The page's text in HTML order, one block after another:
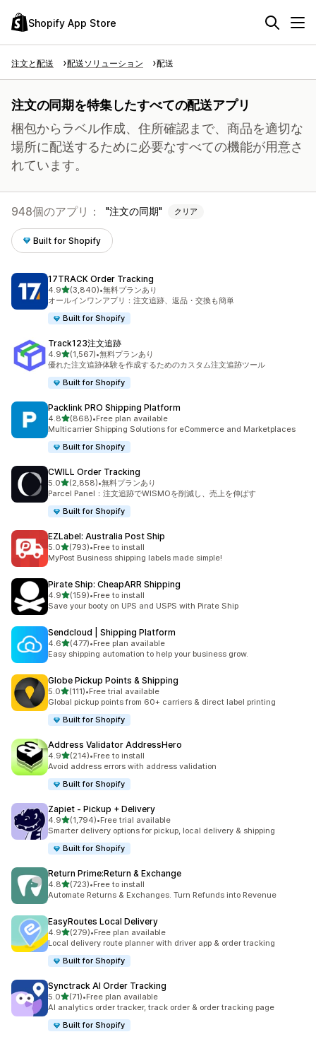
Shopify App Store
注文と配送 配送ソリューション 配送
注文の同期を特集したすべての配送アプリ
梱包からラベル作成、住所確認まで、商品を適切な
場所に配送するために必要なすべての機能が用意さ
れています。
948個のアプリ： 注文の同期 クリア
Built for Shopify
17TRACK Order Tracking
4.95つ星中
(3,840)
合計レビュー数：3840件
•無料プランあり
オールインワンアプリ：注文追跡、返品・交換も簡単
Built for Shopify
Track123注文追跡
4.95つ星中
(1,567)
合計レビュー数：1567件
•無料プランあり
優れた注文追跡体験を作成するためのカスタム注文追跡ツール
Built for Shopify
Packlink PRO Shipping Platform
4.85つ星中
(868)
合計レビュー数：868件
•Free plan available
Multicarrier Shipping Solutions for eCommerce and Marketplaces
Built for Shopify
CWILL Order Tracking
5.05つ星中
(2,858)
合計レビュー数：2858件
•無料プランあり
Parcel Panel：注文追跡でWISMOを削減し、売上を伸ばす
Built for Shopify
EZLabel: Australia Post Ship
5.05つ星中
(793)
合計レビュー数：793件
•Free to install
MyPost Business shipping labels made simple!
Pirate Ship: CheapARR Shipping
4.95つ星中
(159)
合計レビュー数：159件
•Free to install
Save your booty on UPS and USPS with Pirate Ship
Sendcloud | Shipping Platform
4.65つ星中
(477)
合計レビュー数：477件
•Free plan available
Easy shipping automation to help your business grow.
Globe Pickup Points & Shipping
5.05つ星中
(111)
合計レビュー数：111件
•Free trial available
Global pickup points from 60+ carriers & direct label printing
Built for Shopify
Address Validator AddressHero
4.95つ星中
(214)
合計レビュー数：214件
•Free to install
Avoid address errors with address validation
Built for Shopify
Zapiet ‑ Pickup + Delivery
4.95つ星中
(1,794)
合計レビュー数：1794件
•Free trial available
Smarter delivery options for pickup, local delivery & shipping
Built for Shopify
Return Prime:Return & Exchange
4.85つ星中
(723)
合計レビュー数：723件
•Free to install
Automate Returns & Exchanges. Turn Refunds into Revenue
EasyRoutes Local Delivery
4.95つ星中
(279)
合計レビュー数：279件
•Free plan available
Local delivery route planner with driver app & order tracking
Built for Shopify
Synctrack AI Order Tracking
5.05つ星中
(71)
合計レビュー数：71件
•Free plan available
AI analytics order tracker, track order & order tracking page
Built for Shopify